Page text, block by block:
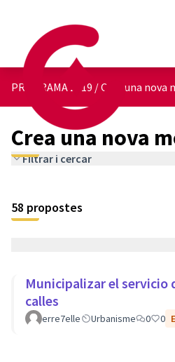
PROGRAMA 2019 /Crea una nova
Crea una nova
Filtrar i cercar
58 propostes
Municipalizar el servicio
calles
erre7elle Urbanisme 0 0